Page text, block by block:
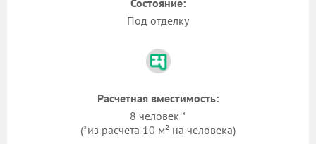
Состояние:
Под отделку
Расчетная вместимость:
8 человек *
(*из расчета 10 м² на человека)